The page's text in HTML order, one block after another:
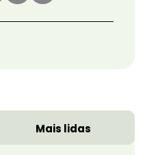
Mais lidas